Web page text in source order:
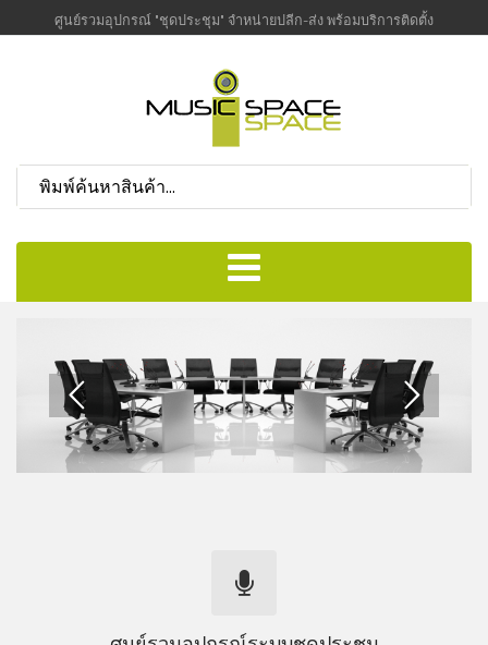
ศูนย์รวมอุปกรณ์ "ชุดประชุม" จำหน่ายปลีก-ส่ง พร้อมบริการติดตั้ง